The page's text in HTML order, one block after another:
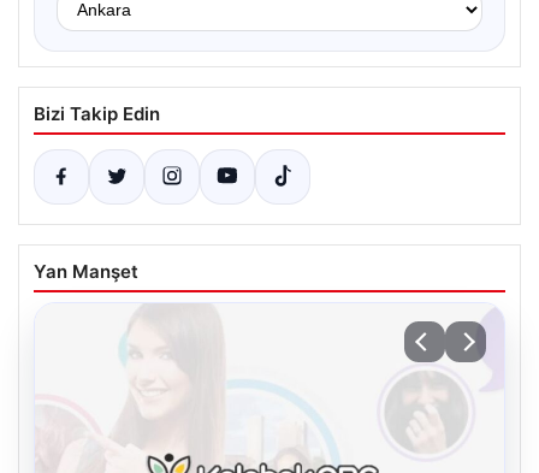
Bizi Takip Edin
Yan Manşet